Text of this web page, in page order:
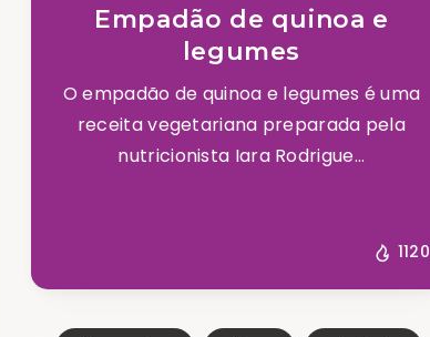
Empadão de quinoa e
legumes
O empadão de quinoa e legumes é uma
receita vegetariana preparada pela
nutricionista Iara Rodrigue...
1120